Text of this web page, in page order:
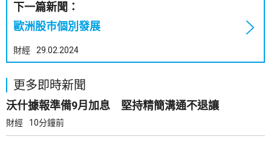
下一篇新聞：
歐洲股巿個別發展
財經 29.02.2024
更多即時新聞
沃什據報準備9月加息 堅持精簡溝通不退讓
財經 10分鐘前